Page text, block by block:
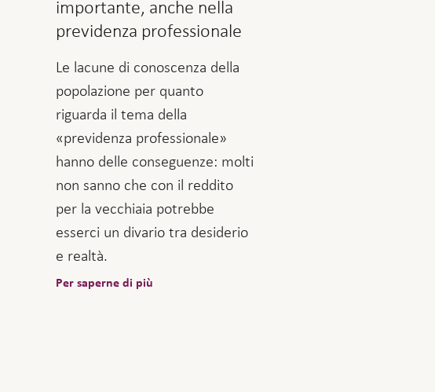
importante, anche nella
previdenza professionale
Le lacune di conoscenza della
popolazione per quanto
riguarda il tema della
«previdenza professionale»
hanno delle conseguenze: molti
non sanno che con il reddito
per la vecchiaia potrebbe
esserci un divario tra desiderio
e realtà.
Per saperne di più